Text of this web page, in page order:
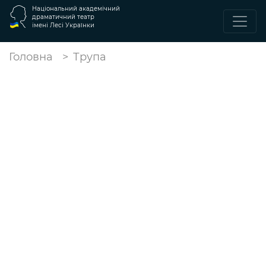
Національний академічний
драматичний театр
імені Лесі Українки
Головна Трупа